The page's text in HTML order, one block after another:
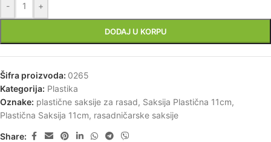
- +
DODAJ U KORPU
Šifra proizvoda: 0265
Kategorija: Plastika
Oznake: plastične saksije za rasad, Saksija Plastična 11cm,
Plastična Saksija 11cm, rasadničarske saksije
Share: